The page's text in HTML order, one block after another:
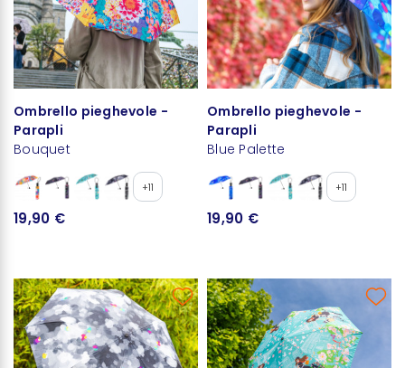
Ombrello pieghevole -
Parapli
Bouquet
+11
19,90 €
Ombrello pieghevole -
Parapli
Blue Palette
+11
19,90 €